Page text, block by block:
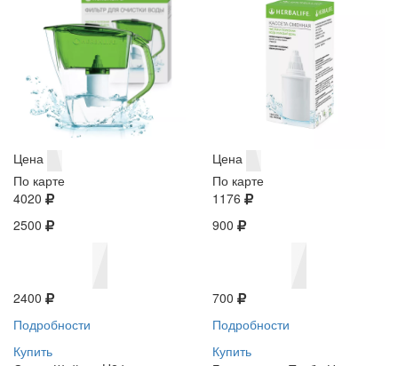
Цена
По карте
4020
2500
2400
Подробности
Купить
Цена
По карте
1176
900
700
Подробности
Купить